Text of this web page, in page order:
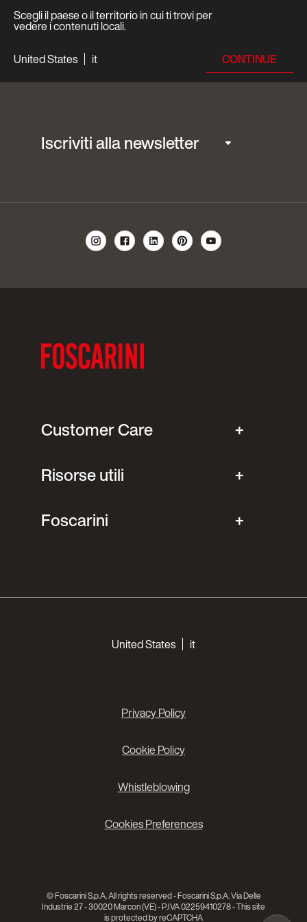
Scegli il paese o il territorio in cui ti trovi per
vedere i contenuti locali.
United States
it CONTINUE
Iscriviti alla newsletter
Customer Care
Risorse utili
Foscarini
United States it
Privacy Policy
Cookie Policy
Whistleblowing
Cookies Preferences
© Foscarini S.p.A. All rights reserved - Foscarini S.p.A. Via Delle
Industrie 27 - 30020 Marcon (VE) - P.IVA 02259410278 - This site
is protected by reCAPTCHA